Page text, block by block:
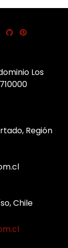
Los
Región
Chile